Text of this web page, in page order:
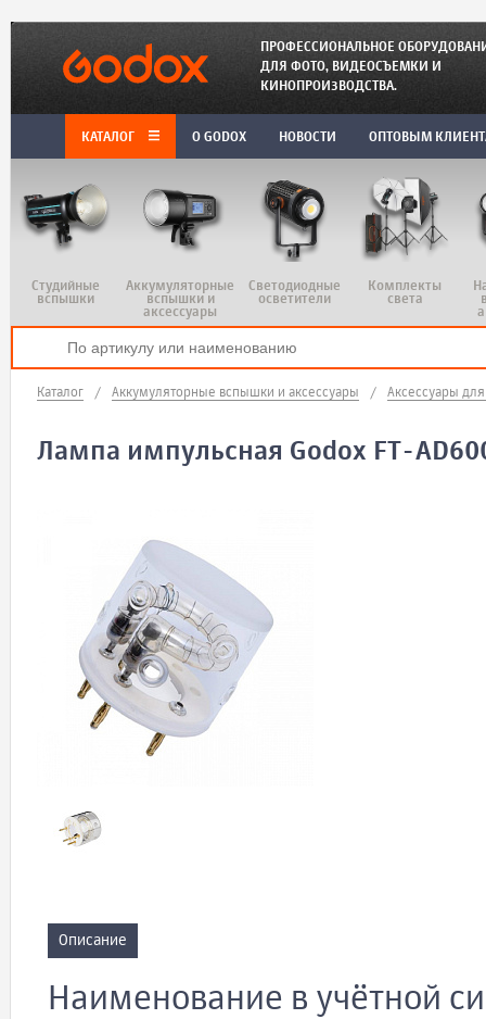
ПРОФЕССИОНАЛЬНОЕ
ДЛЯ ФОТО, ВИДЕОСЪЕМКИ И
КИНОПРОИЗВОДСТВА.
КАТАЛОГ O GODOX НОВОСТИ ОПТОВЫМ
Студийные
вспышки
Аккумуляторные
вспышки и
аксессуары
Светодиодные
осветители
Комплекты
света
Каталог / Аккумуляторные вспышки и аксессуары / Аксессуары
Лампа импульсная Godox FT-
Описание
Наименование в учётной